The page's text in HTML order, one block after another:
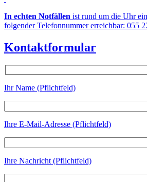
In echten Notfällen ist rund um die Uhr
folgender Telefonnummer erreichbar: 055
Kontaktformular
Ihr Name (Pflichtfeld)
Ihre E-Mail-Adresse (Pflichtfeld)
Ihre Nachricht (Pflichtfeld)